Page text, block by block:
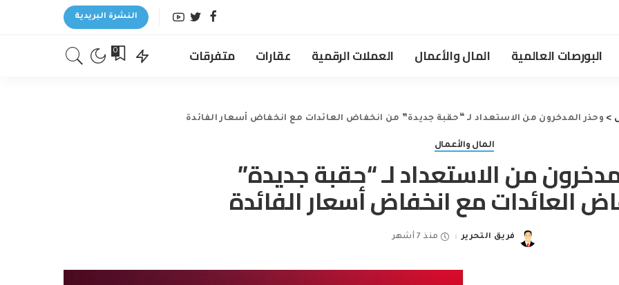
النشرة البريدية
البورصات العالمية المال والأعمال العملات الرقمية عقارات متفرقات 0
> وحذر المدخرون من الاستعداد لـ “حقبة جديدة” من انخفاض العائدات مع انخفاض أسعار الفائدة
المال والأعمال
من الاستعداد لـ “حقبة جديدة”
العائدات مع انخفاض أسعار الفائدة
Posted
فريق التحرير منذ 7 أشهر